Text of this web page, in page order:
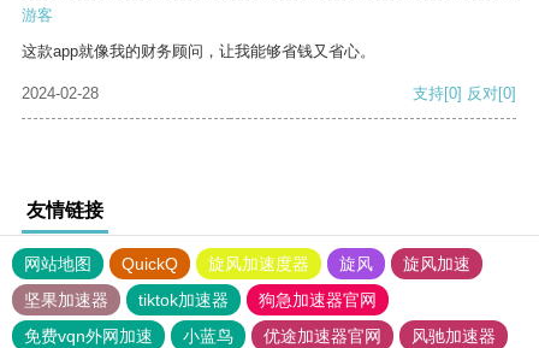
游客
这款app就像我的财务顾问，让我能够省钱又省心。
2024-02-28 支持[0] 反对[0]
友情链接
网站地图 QuickQ 旋风加速度器 旋风
旋风加速
坚果加速器
tiktok加速器
狗急加速器官网
免费vqn外网加速
小蓝鸟 优途加速器官网
风驰加速器